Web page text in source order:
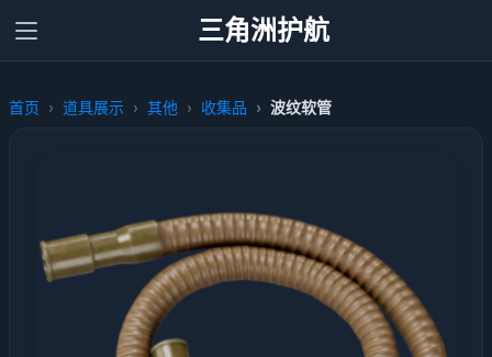
三角洲护航
首页 道具展示 其他 收集品 波纹软管